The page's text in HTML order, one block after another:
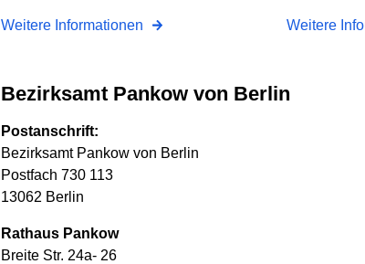
Weitere Informationen Weitere
Bezirksamt Pankow von Berlin
Postanschrift:
Bezirksamt Pankow von Berlin
Postfach 730 113
13062 Berlin
Rathaus Pankow
Breite Str. 24a- 26